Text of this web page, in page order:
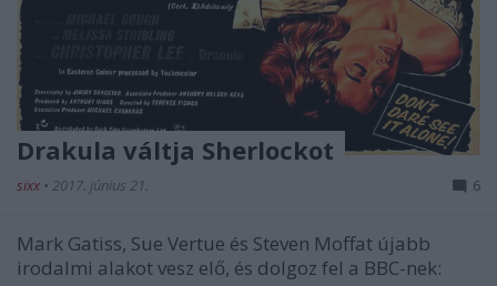
Drakula váltja Sherlockot
sixx • 2017. június 21. 6
Mark Gatiss, Sue Vertue és Steven Moffat újabb
irodalmi alakot vesz elő, és dolgoz fel a BBC-nek: